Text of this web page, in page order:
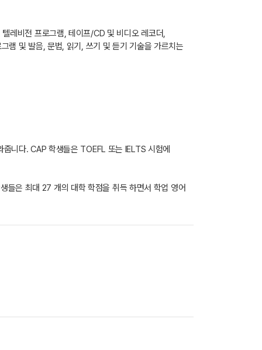
레비전 프로그램, 테이프/CD 및 비디오 레코더,
램 및 발음, 문법, 읽기, 쓰기 및 듣기 기술을 가르치는
니다. CAP 학생들은 TOEFL 또는 IELTS 시험에
들은 최대 27 개의 대학 학점을 취득 하면서 학업 영어